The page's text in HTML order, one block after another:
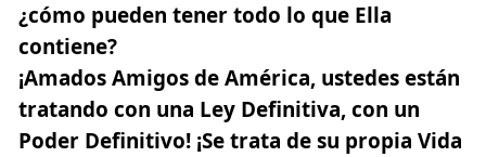
¿cómo pueden tener todo lo que Ella
contiene?
¡Amados Amigos de América, ustedes están
tratando con una Ley Definitiva, con un
Poder Definitivo! ¡Se trata de su propia Vida